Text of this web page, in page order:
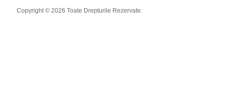
Copyright © 2026 Toate Drepturile Rezervate.